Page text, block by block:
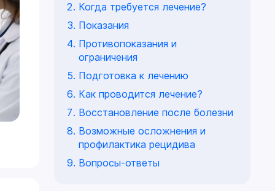
Когда требуется лечение?
Показания
Противопоказания и
ограничения
Подготовка к лечению
Как проводится лечение?
Восстановление после болезни
Возможные осложнения и
профилактика рецидива
Вопросы-ответы